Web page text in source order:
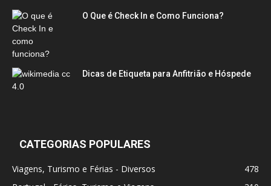
O Que é Check In e Como Funciona?
Dicas de Etiqueta para Anfitrião e Hóspede
CATEGORIAS POPULARES
Viagens, Turismo e Férias - Diversos
478